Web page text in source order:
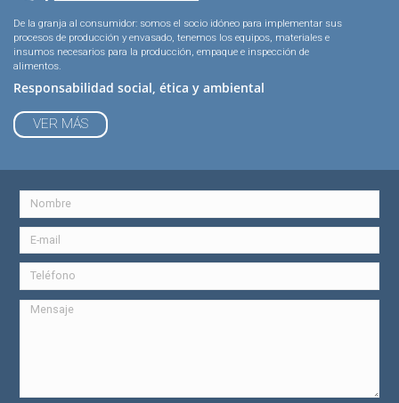
De la granja al consumidor: somos el socio idóneo para implementar sus
procesos de producción y envasado, tenemos los equipos, materiales e
insumos necesarios para la producción, empaque e inspección de
alimentos.
Responsabilidad social, ética y ambiental
VER MÁS